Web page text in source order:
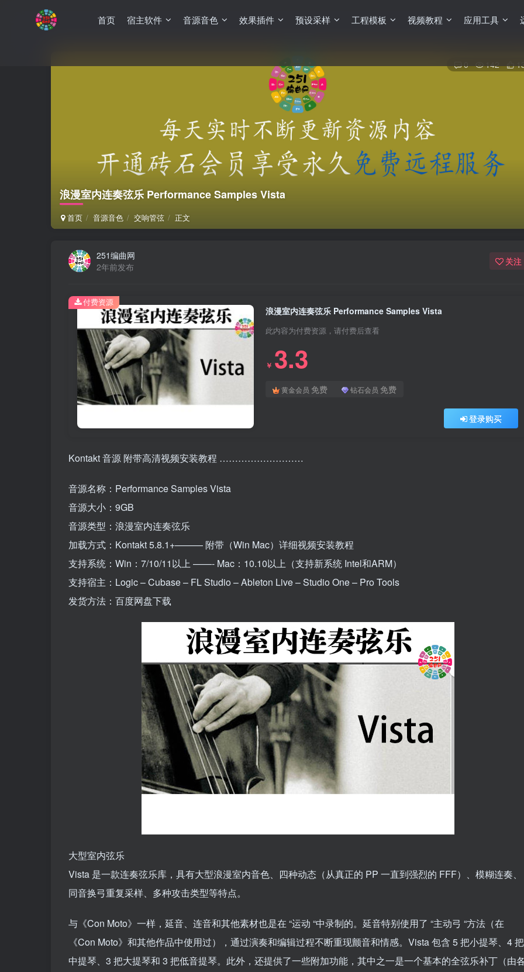
首页 宿主软件 音源音色 效果插件 预设采样 工程模板 视频教程 应用工具
浪漫室内连奏弦乐 Performance Samples Vista
首页 音源音色 交响管弦 正文
0 142
251编曲网
2年前发布
关注
浪漫室内连奏弦乐 Performance Samples Vista
此内容为付费资源，请付费后查看
￥ 3.3
黄金会员 免费 钻石会员 免费
登录购买
付费资源
Kontakt 音源 附带高清视频安装教程 ………………………
音源名称：Performance Samples Vista
音源大小：9GB
音源类型：浪漫室内连奏弦乐
加载方式：Kontakt 5.8.1+——— 附带（Win Mac）详细视频安装教程
支持系统：Win：7/10/11以上 ——- Mac：10.10以上（支持新系统 Intel和ARM）
支持宿主：Logic – Cubase – FL Studio – Ableton Live – Studio One – Pro Tools
发货方法：百度网盘下载
大型室内弦乐
Vista 是一款连奏弦乐库，具有大型浪漫室内音色、四种动态（从真正的 PP 一直到强烈的 FFF）、模糊连奏、
同音换弓重复采样、多种攻击类型等特点。
与《Con Moto》一样，延音、连音和其他素材也是在 “运动 “中录制的。延音特别使用了 “主动弓 “方法（在
《Con Moto》和其他作品中使用过），通过演奏和编辑过程不断重现颤音和情感。Vista 包含 5 把小提琴、4 把
中提琴、3 把大提琴和 3 把低音提琴。此外，还提供了一些附加功能，其中之一是一个基本的全弦乐补丁（由